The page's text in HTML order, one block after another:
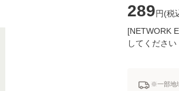
289円(税
[NETWORK
してください
※一部地